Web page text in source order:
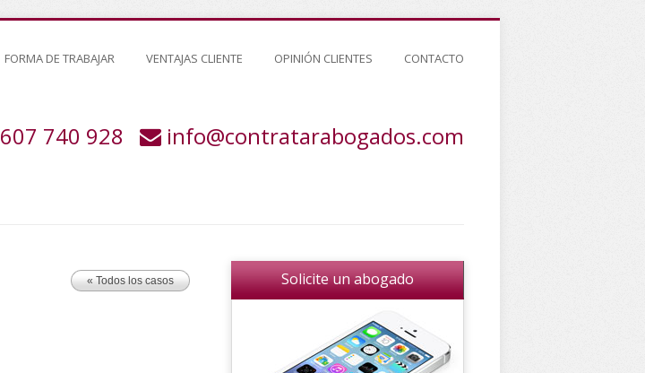
FORMA DE TRABAJAR VENTAJAS CLIENTE OPINIÓN CLIENTES CONTACTO
607 740 928
info@contratarabogados.com
« Todos los casos Solicite un abogado